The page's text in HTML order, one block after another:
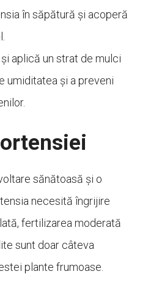
în săpătură și acoperă
aplică un strat de mulci
umiditatea și a preveni
sănătoasă și o
necesită îngrijire
fertilizarea moderată
sunt doar câteva
plante frumoase.